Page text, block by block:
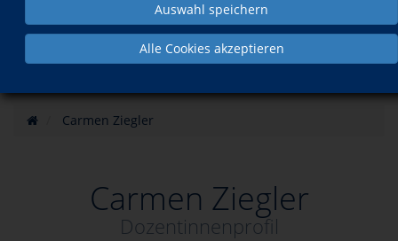
Auswahl speichern
Alle Cookies akzeptieren
Carmen Ziegler
Carmen Ziegler
Dozentinnenprofil